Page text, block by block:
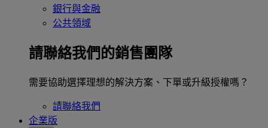
銀行與金融
公共領域
請聯絡我們的銷售團隊
需要協助選擇理想的解決方案、下單或升級授權嗎？
請聯絡我們
企業版